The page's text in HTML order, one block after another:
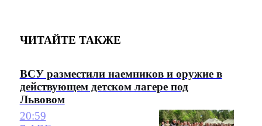
ЧИТАЙТЕ ТАКЖЕ
ВСУ разместили наемников и оружие в
действующем детском лагере под
Львовом
20:59